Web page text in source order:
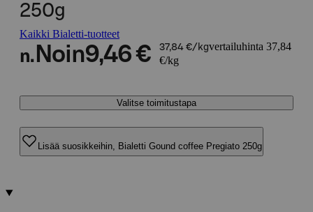
250g
Kaikki Bialetti-tuotteet
n. Noin9,46 € 37,84 €/kgvertailuhinta 37,84
€/kg
Valitse toimitustapa
Lisää suosikkeihin, Bialetti Gound coffee Pregiato 250g